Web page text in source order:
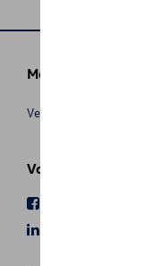
Meer info
Verkoopsvoorwaarden
Volg Ons